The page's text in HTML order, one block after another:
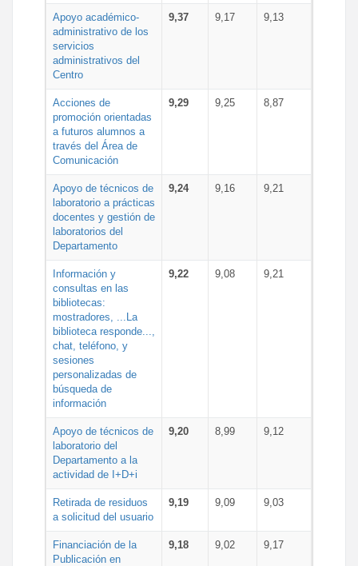
Apoyo académico-
administrativo de los
servicios
administrativos del
Centro
9,37 9,17 9,13
Acciones de
promoción orientadas
a futuros alumnos a
través del Área de
Comunicación
9,29 9,25 8,87
Apoyo de técnicos de
laboratorio a prácticas
docentes y gestión de
laboratorios del
Departamento
9,24 9,16 9,21
Información y
consultas en las
bibliotecas:
mostradores, ...La
biblioteca responde...,
chat, teléfono, y
sesiones
personalizadas de
búsqueda de
información
9,22 9,08 9,21
Apoyo de técnicos de
laboratorio del
Departamento a la
actividad de I+D+i
9,20 8,99 9,12
Retirada de residuos
a solicitud del usuario
9,19 9,09 9,03
Financiación de la
Publicación en
9,18 9,02 9,17